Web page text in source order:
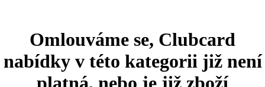
Omlouváme se, Clubcard
nabídky v této kategorii již není